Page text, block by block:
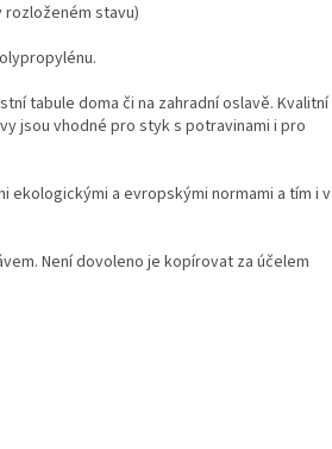
rozloženém stavu)
tabule doma či na zahradní oslavě. Kvalitní
jsou vhodné pro styk s potravinami i pro
ekologickými a evropskými normami a tím i v
Není dovoleno je kopírovat za účelem